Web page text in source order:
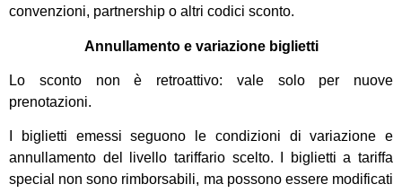
convenzioni, partnership o altri codici sconto.
Annullamento e variazione biglietti
Lo sconto non è retroattivo: vale solo per nuove
prenotazioni.
I biglietti emessi seguono le condizioni di variazione e
annullamento del livello tariffario scelto. I biglietti a tariffa
special non sono rimborsabili, ma possono essere modificati